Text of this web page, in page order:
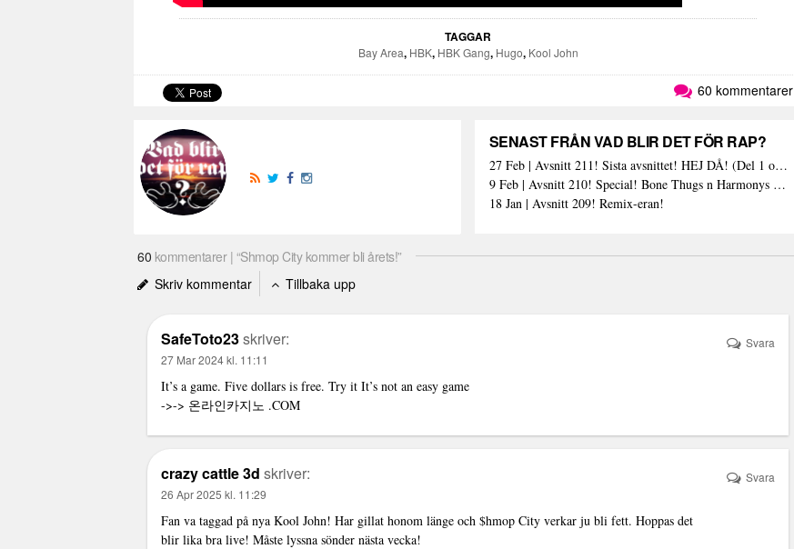
TAGGAR
Bay Area, HBK, HBK Gang, Hugo, Kool John
60 kommentarer
SENAST FRÅN VAD BLIR DET FÖR RAP?
27 Feb | Avsnitt 211! Sista avsnittet! HEJ DÅ! (Del 1 och 2)
9 Feb | Avsnitt 210! Special! Bone Thugs n Harmonys album E.1999 Eternal
18 Jan | Avsnitt 209! Remix-eran!
60 kommentarer | “Shmop City kommer bli årets!”
Skriv kommentar
Tillbaka upp
SafeToto23skriver:
27 Mar 2024 kl. 11:11
It’s a game. Five dollars is free. Try it It’s not an easy game
->-> 온라인카지노 .COM
Svara
crazy cattle 3d skriver:
26 Apr 2025 kl. 11:29
Fan va taggad på nya Kool John! Har gillat honom länge och $hmop City verkar ju bli fett. Hoppas det
blir lika bra live! Måste lyssna sönder nästa vecka!
Svara